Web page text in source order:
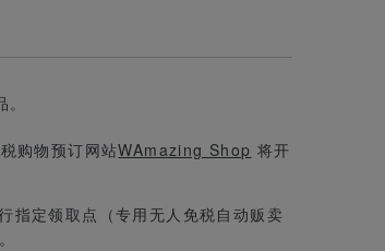
购物预订网站WAmazing Shop 将开
指定领取点（专用无人免税自动贩卖